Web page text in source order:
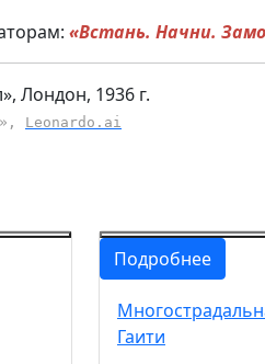
«Встань. Начни.
Лондон, 1936 г.
Leonardo.ai
Подробнее
Гаити